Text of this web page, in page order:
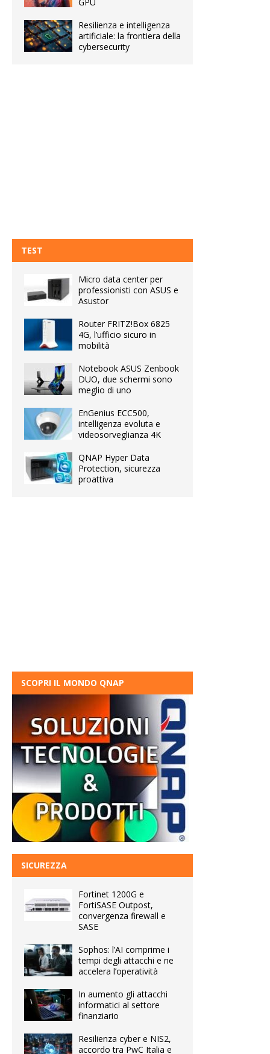
Resilienza e intelligenza
artificiale: la frontiera della
cybersecurity
TEST
Micro data center per
professionisti con ASUS e
Asustor
Router FRITZ!Box 6825
4G, l’ufficio sicuro in
mobilità
Notebook ASUS Zenbook
DUO, due schermi sono
meglio di uno
EnGenius ECC500,
intelligenza evoluta e
videosorveglianza 4K
QNAP Hyper Data
Protection, sicurezza
proattiva
SCOPRI IL MONDO QNAP
SICUREZZA
Fortinet 1200G e
FortiSASE Outpost,
convergenza firewall e
SASE
Sophos: l’AI comprime i
tempi degli attacchi e ne
accelera l’operatività
In aumento gli attacchi
informatici al settore
finanziario
Resilienza cyber e NIS2,
accordo tra PwC Italia e